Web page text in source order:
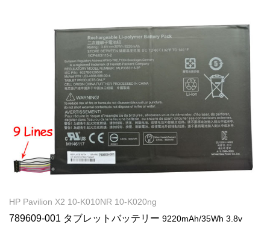
HP Pavilion X2 10-K010NR 10-K020ng
789609-001 タブレットバッテリー 9220mAh/35Wh 3.8v